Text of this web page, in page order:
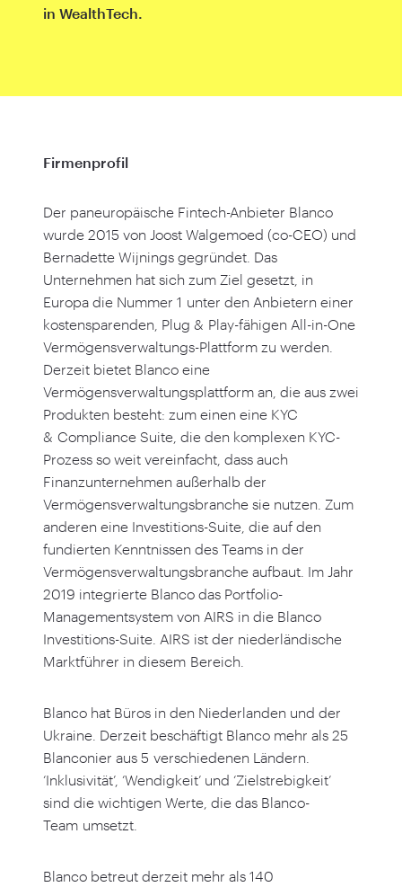
in WealthTech.
Firmenprofil
Der paneuropäische Fintech-Anbieter Blanco
wurde 2015 von Joost Walgemoed (co-CEO) und
Bernadette Wijnings gegründet. Das
Unternehmen hat sich zum Ziel gesetzt, in
Europa die Nummer 1 unter den Anbietern einer
kostensparenden, Plug & Play-fähigen All-in-One
Vermögensverwaltungs-Plattform zu werden.
Derzeit bietet Blanco eine
Vermögensverwaltungsplattform an, die aus zwei
Produkten besteht: zum einen eine KYC
& Compliance Suite, die den komplexen KYC-
Prozess so weit vereinfacht, dass auch
Finanzunternehmen außerhalb der
Vermögensverwaltungsbranche sie nutzen. Zum
anderen eine Investitions-Suite, die auf den
fundierten Kenntnissen des Teams in der
Vermögensverwaltungsbranche aufbaut. Im Jahr
2019 integrierte Blanco das Portfolio-
Managementsystem von AIRS in die Blanco
Investitions-Suite. AIRS ist der niederländische
Marktführer in diesem Bereich.
Blanco hat Büros in den Niederlanden und der
Ukraine. Derzeit beschäftigt Blanco mehr als 25
Blanconier aus 5 verschiedenen Ländern.
‘Inklusivität’, ‘Wendigkeit’ und ‘Zielstrebigkeit’
sind die wichtigen Werte, die das Blanco-
Team umsetzt.
Blanco betreut derzeit mehr als 140